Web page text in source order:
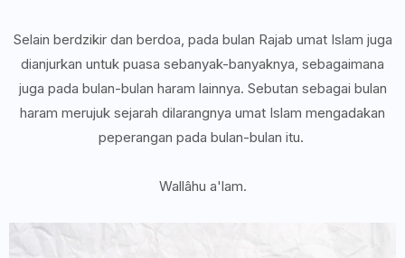
Selain berdzikir dan berdoa, pada bulan Rajab umat Islam juga
dianjurkan untuk puasa sebanyak-banyaknya, sebagaimana
juga pada bulan-bulan haram lainnya. Sebutan sebagai bulan
haram merujuk sejarah dilarangnya umat Islam mengadakan
peperangan pada bulan-bulan itu.
Wallâhu a'lam.